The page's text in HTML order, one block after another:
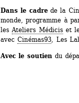
Dans le cadrede la
monde, programme à
les Ateliers Médiciset
avec Cinémas93, Les
Avec le soutiendu